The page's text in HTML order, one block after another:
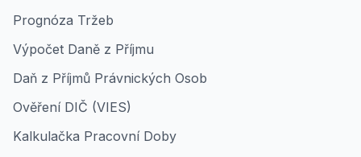
Prognóza Tržeb
Výpočet Daně z Příjmu
Daň z Příjmů Právnických Osob
Ověření DIČ (VIES)
Kalkulačka Pracovní Doby